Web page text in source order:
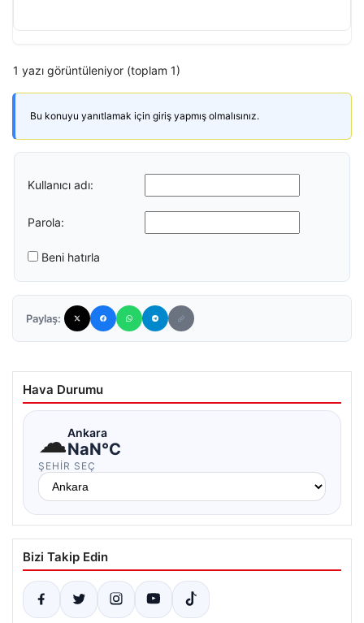
1 yazı görüntüleniyor (toplam 1)
Bu konuyu yanıtlamak için giriş yapmış olmalısınız.
Kullanıcı adı:
Parola:
Beni hatırla
Paylaş:
Hava Durumu
☁Ankara
NaN°C
ŞEHIR SEÇ
Bizi Takip Edin